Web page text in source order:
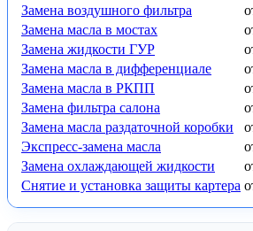
Замена воздушного фильтра
Замена масла в мостах
Замена жидкости ГУР
Замена масла в дифференциале
Замена масла в РКПП
Замена фильтра салона
Замена масла раздаточной коробки
Экспресс-замена масла
Замена охлаждающей жидкости
Снятие и установка защиты картера